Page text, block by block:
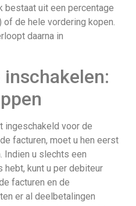
bestaat uit een percentage
of de hele vordering kopen.
daarna in
ingeschakeld voor de
facturen, moet u hen eerst
Indien u slechts een
hebt, kunt u per debiteur
facturen en de
er al deelbetalingen